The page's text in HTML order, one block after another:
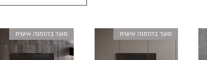
מוצר בהזמנה אישית מוצר בהזמנה אישית